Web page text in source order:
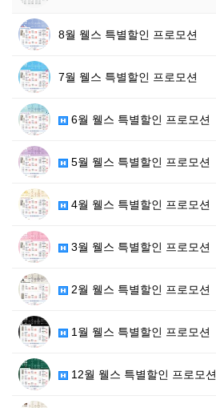
8월 웰스 특별할인 프로모션
7월 웰스 특별할인 프로모션
6월 웰스 특별할인 프로모션
5월 웰스 특별할인 프로모션
4월 웰스 특별할인 프로모션
3월 웰스 특별할인 프로모션
2월 웰스 특별할인 프로모션
1월 웰스 특별할인 프로모션
12월 웰스 특별할인 프로모션